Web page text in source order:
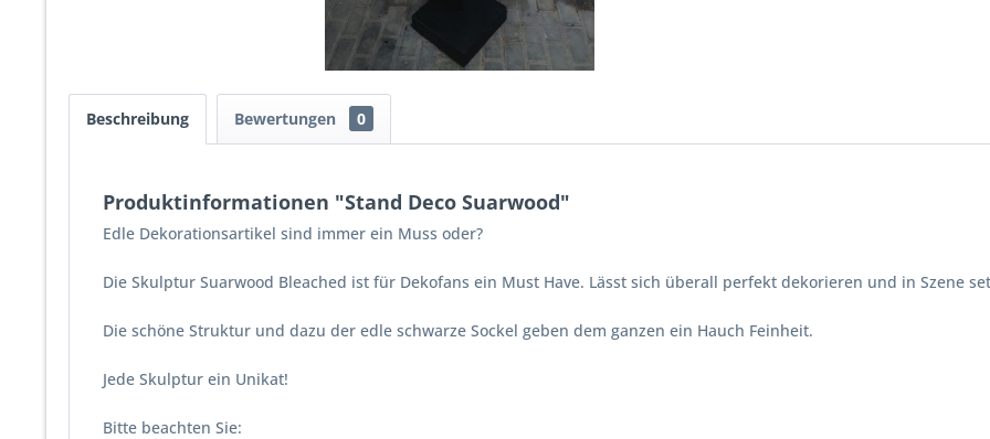
Beschreibung Bewertungen 0
Produktinformationen "Stand Deco Suarwood"
Edle Dekorationsartikel sind immer ein Muss oder?
Die Skulptur Suarwood Bleached ist für Dekofans ein Must Have. Lässt sich überall perfekt dekorieren und in Szene
Die schöne Struktur und dazu der edle schwarze Sockel geben dem ganzen ein Hauch Feinheit.
Jede Skulptur ein Unikat!
Bitte beachten Sie: